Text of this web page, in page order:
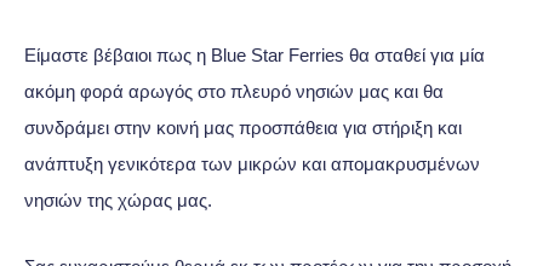
Είμαστε βέβαιοι πως η Blue Star Ferries θα σταθεί για μία
ακόμη φορά αρωγός στο πλευρό νησιών μας και θα
συνδράμει στην κοινή μας προσπάθεια για στήριξη και
ανάπτυξη γενικότερα των μικρών και απομακρυσμένων
νησιών της χώρας μας.